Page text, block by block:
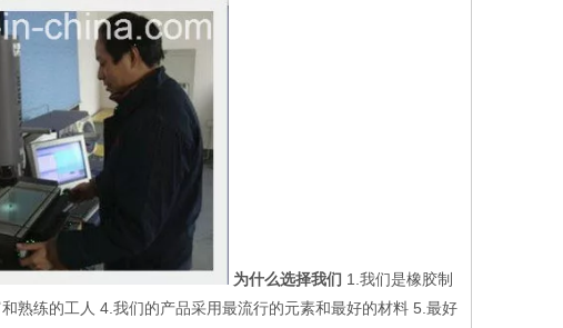
为什么选择我们 1.我们是橡胶制
熟练的工人 4.我们的产品采用最流行的元素和最好的材料 5.最好